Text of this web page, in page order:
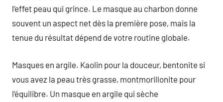
l’effet peau qui grince. Le masque au charbon donne
souvent un aspect net dès la première pose, mais la
tenue du résultat dépend de votre routine globale.
Masques en argile. Kaolin pour la douceur, bentonite si
vous avez la peau très grasse, montmorillonite pour
l’équilibre. Un masque en argile qui sèche